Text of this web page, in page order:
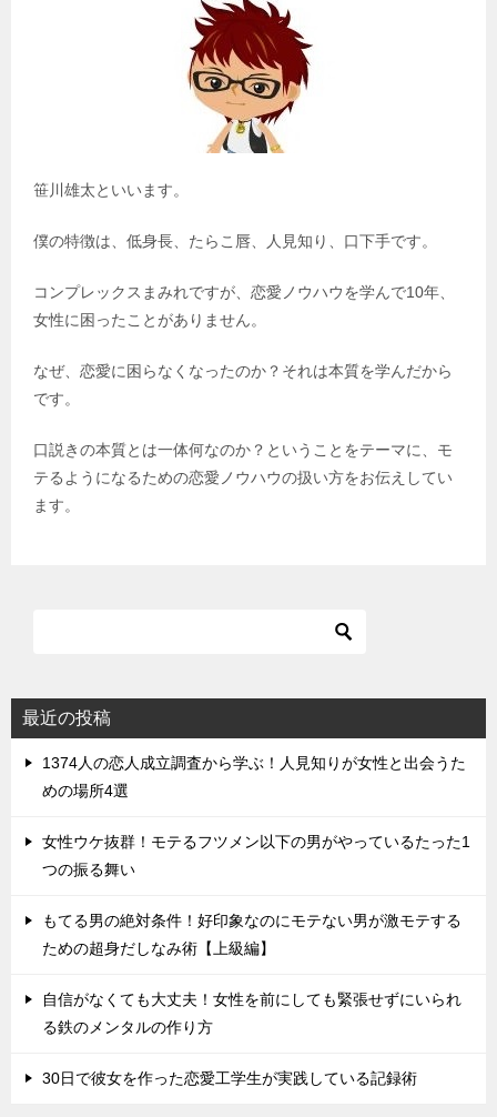
笹川雄太といいます。
僕の特徴は、低身長、たらこ唇、人見知り、口下手です。
コンプレックスまみれですが、恋愛ノウハウを学んで10年、
女性に困ったことがありません。
なぜ、恋愛に困らなくなったのか？それは本質を学んだから
です。
口説きの本質とは一体何なのか？ということをテーマに、モ
テるようになるための恋愛ノウハウの扱い方をお伝えしてい
ます。
最近の投稿
1374人の恋人成立調査から学ぶ！人見知りが女性と出会うた
めの場所4選
女性ウケ抜群！モテるフツメン以下の男がやっているたった1
つの振る舞い
もてる男の絶対条件！好印象なのにモテない男が激モテする
ための超身だしなみ術【上級編】
自信がなくても大丈夫！女性を前にしても緊張せずにいられ
る鉄のメンタルの作り方
30日で彼女を作った恋愛工学生が実践している記録術